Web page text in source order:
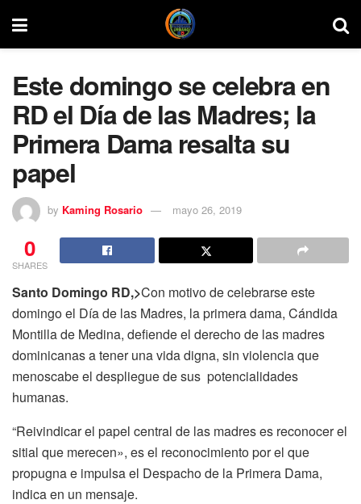
Este domingo se celebra en
RD el Día de las Madres; la
Primera Dama resalta su
papel
by Kaming Rosario mayo 26, 2019
0
SHARES
Santo Domingo RD,>Con motivo de celebrarse este
domingo el Día de las Madres, la primera dama, Cándida
Montilla de Medina, defiende el derecho de las madres
dominicanas a tener una vida digna, sin violencia que
menoscabe el despliegue de sus potencialidades
humanas.
“Reivindicar el papel central de las madres es reconocer el
sitial que merecen», es el reconocimiento por el que
propugna e impulsa el Despacho de la Primera Dama,
indica en un mensaje.